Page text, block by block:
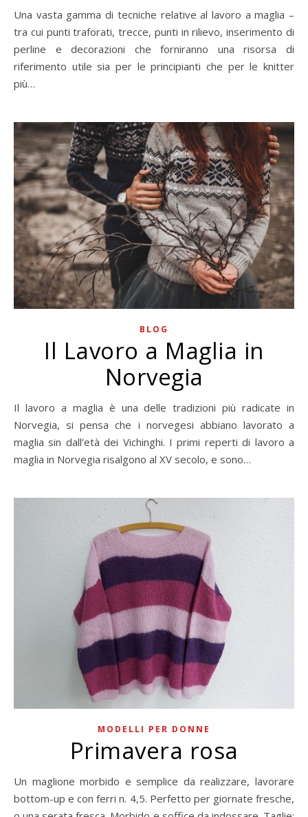
Una vasta gamma di tecniche relative al lavoro a maglia –
tra cui punti traforati, trecce, punti in rilievo, inserimento di
perline e decorazioni che forniranno una risorsa di
riferimento utile sia per le principianti che per le knitter
più…
BLOG
Il Lavoro a Maglia in
Norvegia
Il lavoro a maglia è una delle tradizioni più radicate in
Norvegia, si pensa che i norvegesi abbiano lavorato a
maglia sin dall’età dei Vichinghi. I primi reperti di lavoro a
maglia in Norvegia risalgono al XV secolo, e sono…
MODELLI PER DONNE
Primavera rosa
Un maglione morbido e semplice da realizzare, lavorare
bottom-up e con ferri n. 4,5. Perfetto per giornate fresche,